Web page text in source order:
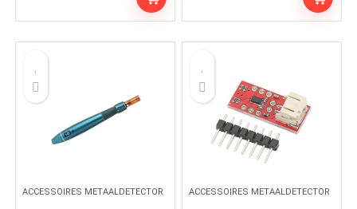
ACCESSOIRES METAALDETECTOR ACCESSOIRES METAALDETECTOR